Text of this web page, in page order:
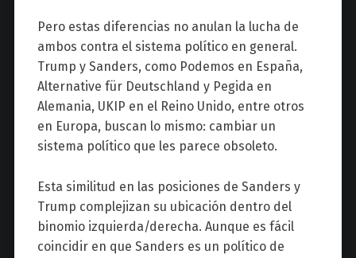
Pero estas diferencias no anulan la lucha de
ambos contra el sistema político en general.
Trump y Sanders, como Podemos en España,
Alternative für Deutschland y Pegida en
Alemania, UKIP en el Reino Unido, entre otros
en Europa, buscan lo mismo: cambiar un
sistema político que les parece obsoleto.
Esta similitud en las posiciones de Sanders y
Trump complejizan su ubicación dentro del
binomio izquierda/derecha. Aunque es fácil
coincidir en que Sanders es un político de